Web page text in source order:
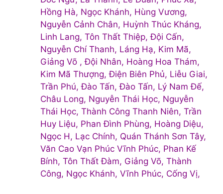
Hồng Hà, Ngọc Khánh, Hùng Vương,
Nguyễn Cảnh Chân, Huỳnh Thúc Kháng,
Linh Lang, Tôn Thất Thiệp, Đội Cấn,
Nguyễn Chí Thanh, Láng Hạ, Kim Mã,
Giảng Võ , Đội Nhân, Hoàng Hoa Thám,
Kim Mã Thượng, Điện Biên Phủ, Liễu Giai,
Trần Phú, Đào Tấn, Đào Tấn, Lý Nam Đế,
Châu Long, Nguyễn Thái Học, Nguyễn
Thái Học, Thành Công Thanh Niên, Trần
Huy Liệu, Phan Đình Phùng, Hoàng Diệu,
Ngọc H, Lạc Chính, Quán Thánh Sơn Tây,
Văn Cao Vạn Phúc Vĩnh Phúc, Phan Kế
Bính, Tôn Thất Đàm, Giảng Võ, Thành
Công, Ngọc Khánh, Vĩnh Phúc, Cống Vị,